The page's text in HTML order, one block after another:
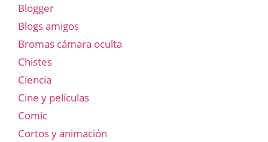
Blogger
Blogs amigos
Bromas cámara oculta
Chistes
Ciencia
Cine y películas
Comic
Cortos y animación